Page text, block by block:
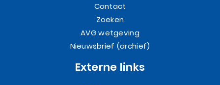
Contact
Zoeken
AVG wetgeving
Nieuwsbrief (archief)
Externe links